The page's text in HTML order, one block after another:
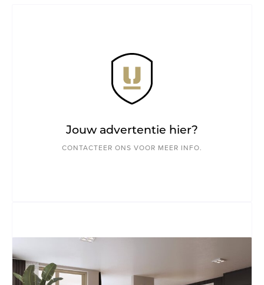
Jouw advertentie hier?
CONTACTEER ONS VOOR MEER INFO.